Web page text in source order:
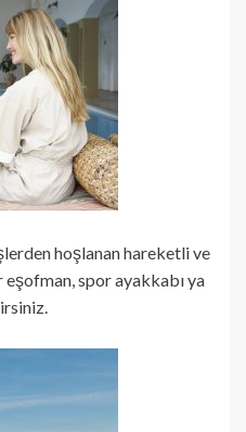
hoşlanan hareketli ve
spor ayakkabı ya